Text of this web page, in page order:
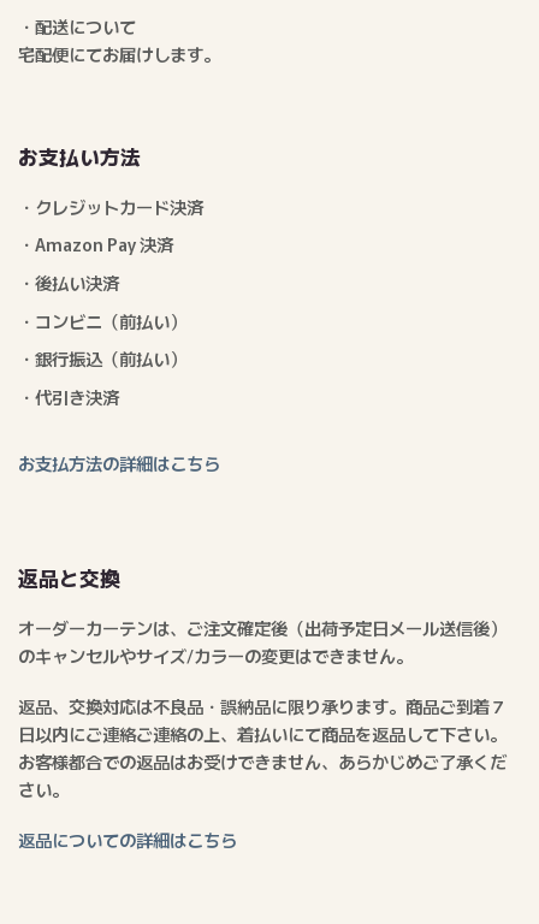
・配送について
宅配便にてお届けします。
お支払い方法
・クレジットカード決済
・Amazon Pay 決済
・後払い決済
・コンビニ（前払い）
・銀行振込（前払い）
・代引き決済
お支払方法の詳細はこちら
返品と交換
オーダーカーテンは、ご注文確定後（出荷予定日メール送信後）
のキャンセルやサイズ/カラーの変更はできません。
返品、交換対応は不良品・誤納品に限り承ります。商品ご到着７
日以内にご連絡ご連絡の上、着払いにて商品を返品して下さい。
お客様都合での返品はお受けできません、あらかじめご了承くだ
さい。
返品についての詳細はこちら